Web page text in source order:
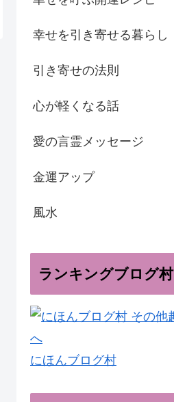
幸せを引き寄せる暮らし
引き寄せの法則
心が軽くなる話
愛の言霊メッセージ
金運アップ
風水
ランキングブログ村
にほんブログ村